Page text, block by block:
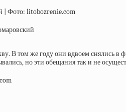
В том же году они вдвоем снялись в
но эти обещания так и не